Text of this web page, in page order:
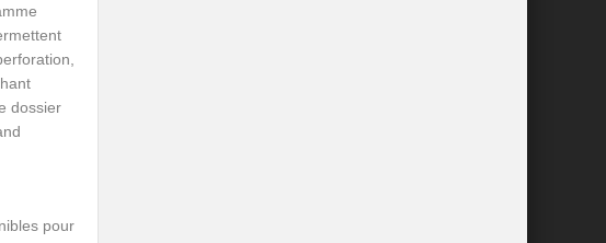
dossier
pour